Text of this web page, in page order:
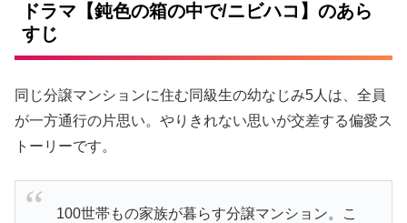
ドラマ【鈍色の箱の中で/ニビハコ】のあら
すじ
同じ分譲マンションに住む同級生の幼なじみ5人は、全員
が一方通行の片思い。やりきれない思いが交差する偏愛ス
トーリーです。
100世帯もの家族が暮らす分譲マンション。こ